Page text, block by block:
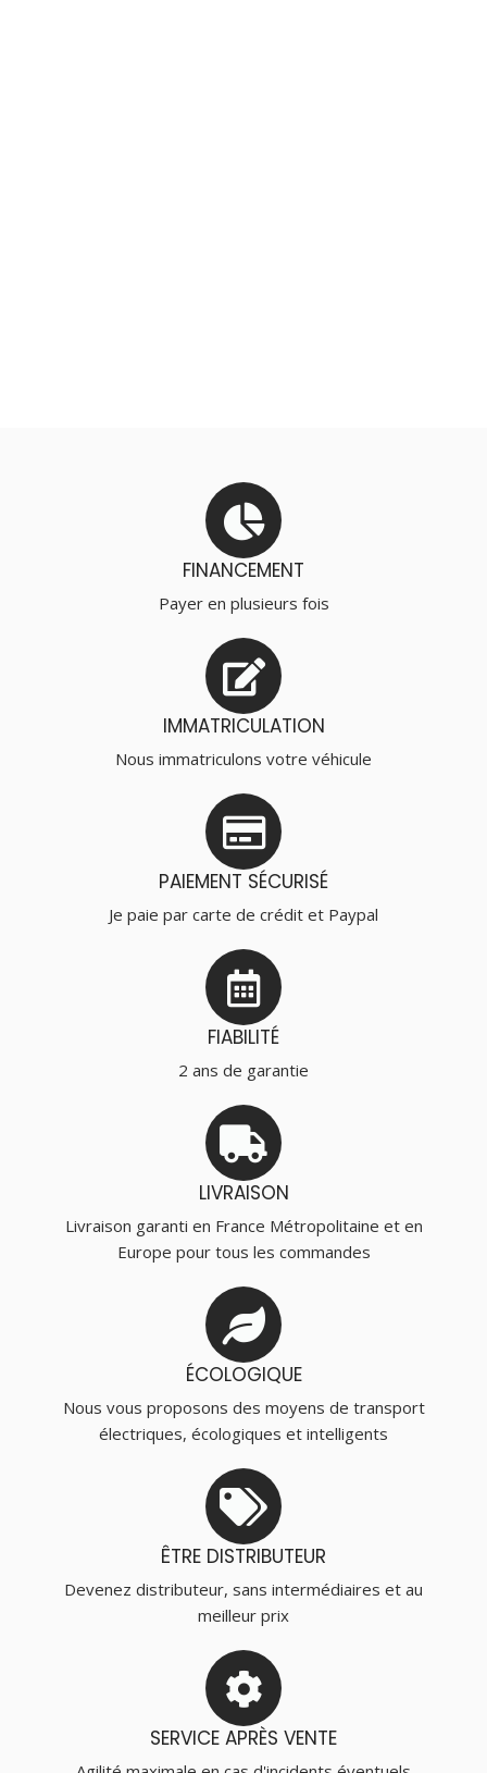
FINANCEMENT
Payer en plusieurs fois
IMMATRICULATION
Nous immatriculons votre véhicule
PAIEMENT SÉCURISÉ
Je paie par carte de crédit et Paypal
FIABILITÉ
2 ans de garantie
LIVRAISON
Livraison garanti en France Métropolitaine et en
Europe pour tous les commandes
ÉCOLOGIQUE
Nous vous proposons des moyens de transport
électriques, écologiques et intelligents
ÊTRE DISTRIBUTEUR
Devenez distributeur, sans intermédiaires et au
meilleur prix
SERVICE APRÈS VENTE